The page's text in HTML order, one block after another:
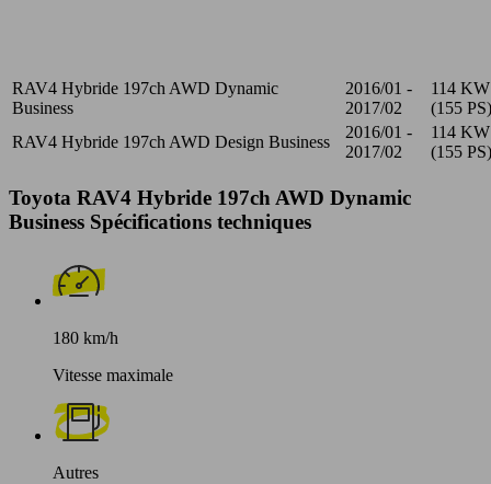
RAV4 Hybride 197ch AWD Dynamic
Business
2016/01 -
2017/02
114 KW
(155 PS)
RAV4 Hybride 197ch AWD Design Business
2016/01 -
2017/02
114 KW
(155 PS)
Toyota RAV4 Hybride 197ch AWD Dynamic
Business Spécifications techniques
180 km/h
Vitesse maximale
Autres